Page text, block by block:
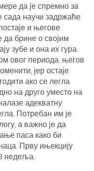
да је спремно за
научи задржаће
и његове
да брине о својим
зубе и она их гура.
овог периода, његов
јер остаје
ако се легла
на друго уместо на
адекватну
Потребан им је
а важно је да
паса како би
Прву ињекцију
недеља.